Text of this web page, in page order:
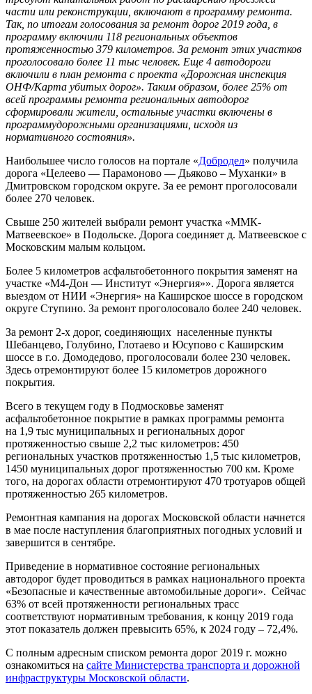
части или реконструкции, включают в программу ремонта.
Так, по итогам голосования за ремонт дорог 2019 года, в
программу включили 118 региональных объектов
протяженностью 379 километров. За ремонт этих участков
проголосовало более 11 тыс человек. Еще 4 автодороги
включили в план ремонта с проекта «Дорожная инспекция
ОНФ/Карта убитых дорог». Таким образом, более 25% от
всей программы ремонта региональных автодорог
сформировали жители, остальные участки включены в
программудорожными организациями, исходя из
нормативного состояния».
Наибольшее число голосов на портале «Добродел» получила
дорога «Целеево — Парамоново — Дьяково – Муханки» в
Дмитровском городском округе. За ее ремонт проголосовали
более 270 человек.
Свыше 250 жителей выбрали ремонт участка «ММК-
Матвеевское» в Подольске. Дорога соединяет д. Матвеевское с
Московским малым кольцом.
Более 5 километров асфальтобетонного покрытия заменят на
участке «М4-Дон — Институт «Энергия»». Дорога является
выездом от НИИ «Энергия» на Каширское шоссе в городском
округе Ступино. За ремонт проголосовало более 240 человек.
За ремонт 2-х дорог, соединяющих населенные пункты
Шебанцево, Голубино, Глотаево и Юсупово с Каширским
шоссе в г.о. Домодедово, проголосовали более 230 человек.
Здесь отремонтируют более 15 километров дорожного
покрытия.
Всего в текущем году в Подмосковье заменят
асфальтобетонное покрытие в рамках программы ремонта
на 1,9 тыс муниципальных и региональных дорог
протяженностью свыше 2,2 тыс километров: 450
региональных участков протяженностью 1,5 тыс километров,
1450 муниципальных дорог протяженностью 700 км. Кроме
того, на дорогах области отремонтируют 470 тротуаров общей
протяженностью 265 километров.
Ремонтная кампания на дорогах Московской области начнется
в мае после наступления благоприятных погодных условий и
завершится в сентябре.
Приведение в нормативное состояние региональных
автодорог будет проводиться в рамках национального проекта
«Безопасные и качественные автомобильные дороги». Сейчас
63% от всей протяженности региональных трасс
соответствуют нормативным требования, к концу 2019 года
этот показатель должен превысить 65%, к 2024 году – 72,4%.
С полным адресным списком ремонта дорог 2019 г. можно
ознакомиться на сайте Министерства транспорта и дорожной
инфраструктуры Московской области.